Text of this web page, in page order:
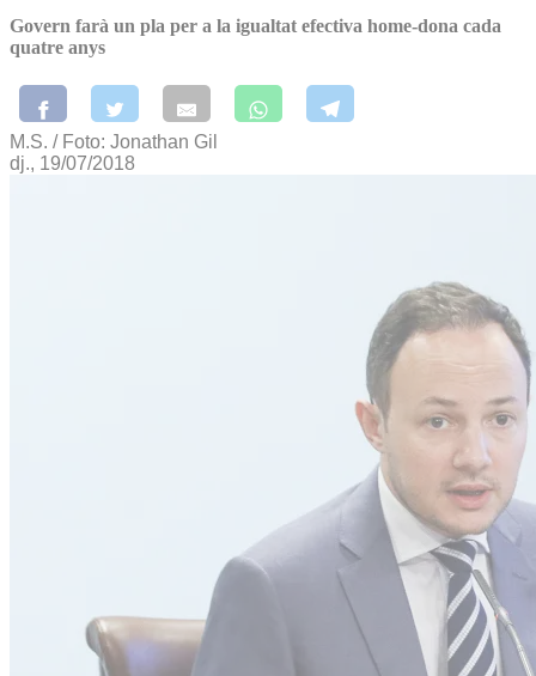
Govern farà un pla per a la igualtat efectiva home-dona cada
quatre anys
M.S. / Foto: Jonathan Gil
dj., 19/07/2018